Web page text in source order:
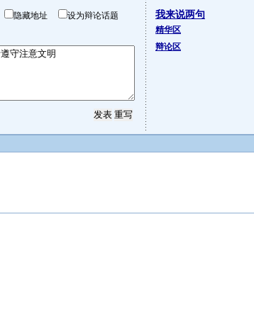
隐藏地址 设为辩论话题 我来说两句
精华区
辩论区